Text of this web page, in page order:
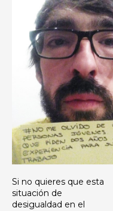
Si no quieres que esta
situación de
desigualdad en el